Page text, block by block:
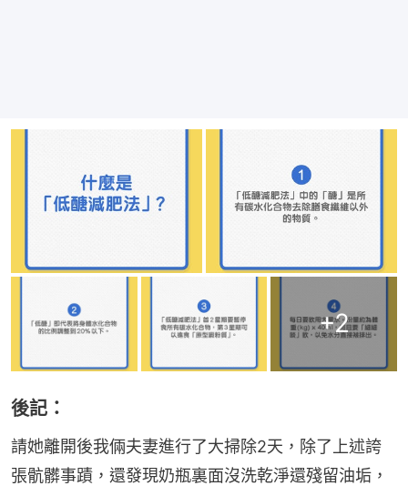
+2
後記：
請她離開後我倆夫妻進行了大掃除2天，除了上述誇
張骯髒事蹟，還發現奶瓶裏面沒洗乾淨還殘留油垢，